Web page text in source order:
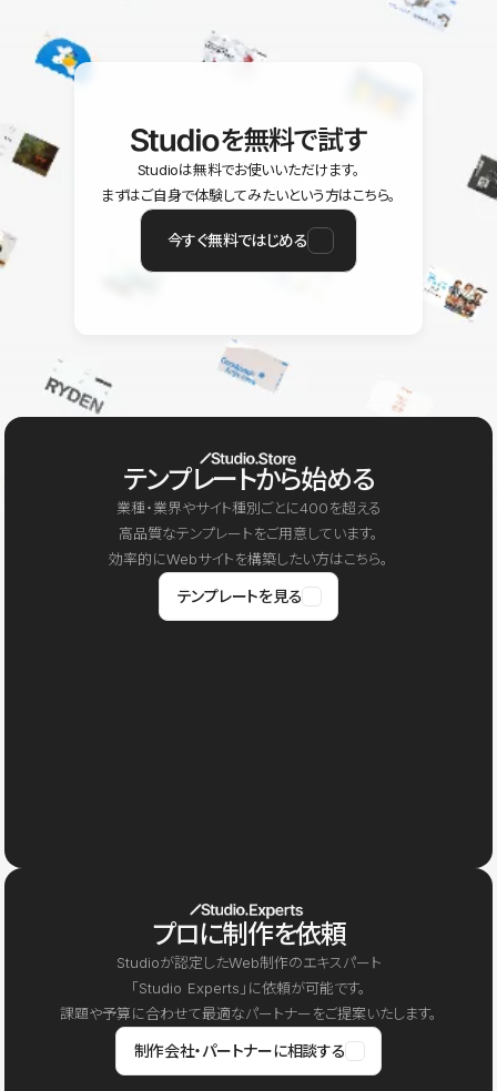
を無料で試す
Studioは無料でお使いいただけます。
まずはご自身で体験してみたいという方はこちら。
今すぐ無料ではじめる
テンプレートから始める
業種・業界やサイト種別ごとに400を超える
高品質なテンプレートをご用意しています。
効率的にWebサイトを構築したい方はこちら。
テンプレートを見る
プロに制作を依頼
Studioが認定したWeb制作のエキスパート
「Studio Experts」に依頼が可能です。
課題や予算に合わせて最適なパートナーをご提案いたします。
制作会社・パートナーに相談する